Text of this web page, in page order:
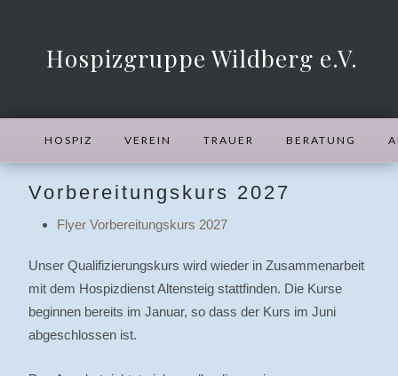
Hospizgruppe Wildberg e.V.
HOSPIZ VEREIN TRAUER BERATUNG
Vorbereitungskurs 2027
Flyer Vorbereitungskurs 2027
Unser Qualifizierungskurs wird wieder in Zusammenarbeit
mit dem Hospizdienst Altensteig stattfinden. Die Kurse
beginnen bereits im Januar, so dass der Kurs im Juni
abgeschlossen ist.